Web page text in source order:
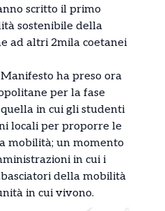
scritto il primo
sostenibile della
ad altri 2mila coetanei
ha preso ora
per la fase
in cui gli studenti
locali per proporre le
mobilità; un momento
in cui i
della mobilità
in cui vivono.